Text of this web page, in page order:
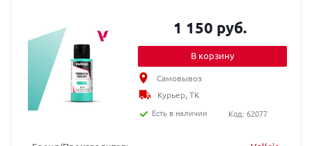
1 150 руб.
В корзину
Самовывоз
Курьер, ТК
Есть в наличии
Код: 62077